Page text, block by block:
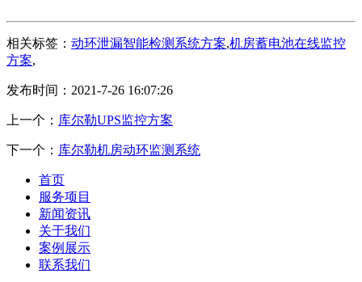
相关标签： 动环泄漏智能检测系统方案,机房蓄电池在线监控
方案,
发布时间：2021-7-26 16:07:26
上一个： 库尔勒UPS监控方案
下一个： 库尔勒机房动环监测系统
首页
服务项目
新闻资讯
关于我们
案例展示
联系我们